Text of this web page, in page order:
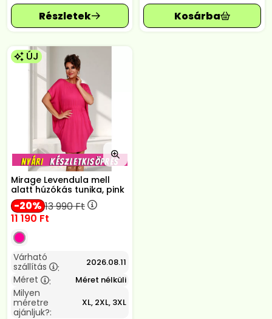
ÚJ
Mirage Levendula mell
alatt húzókás tunika, pink
20 13 990Ft
11 190 Ft
Várható
szállítás
: 2026.08.11
Méret : Méret nélküli
Milyen
méretre
ajánljuk?:
XL, 2XL, 3XL